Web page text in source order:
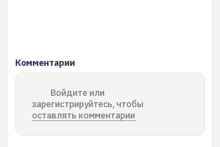
Комментарии
Войдите или
зарегистрируйтесь, чтобы
оставлять комментарии